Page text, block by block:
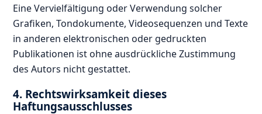
Eine Vervielfältigung oder Verwendung solcher
Grafiken, Tondokumente, Videosequenzen und Texte
in anderen elektronischen oder gedruckten
Publikationen ist ohne ausdrückliche Zustimmung
des Autors nicht gestattet.
4. Rechtswirksamkeit dieses
Haftungsausschlusses